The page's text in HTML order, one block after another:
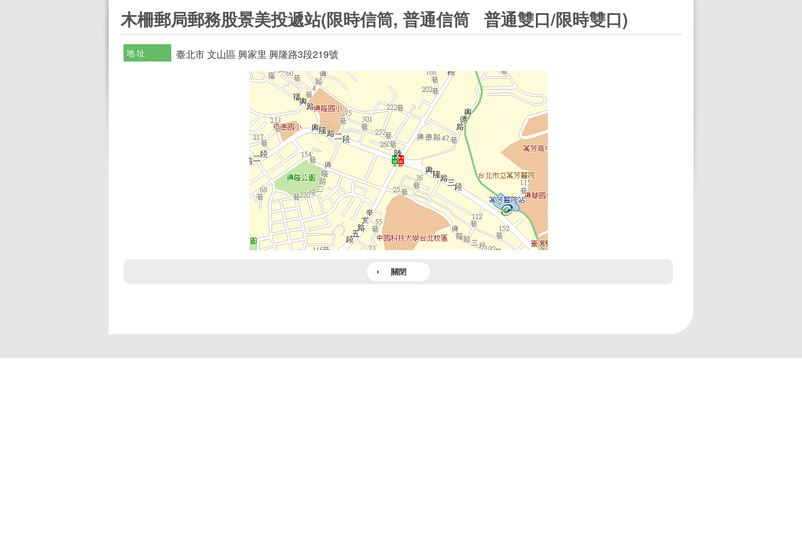
木柵郵局郵務股景美投遞站(限時信筒, 普通信筒 普通雙口/限時雙口)
地址 臺北市 文山區 興家里 興隆路3段219號